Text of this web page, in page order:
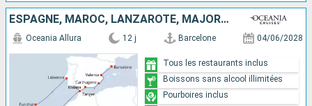
ESPAGNE, MAROC, LANZAROTE, MAJORQUE, TENERIFE, PORTUGAL
Oceania Allura 12 j Barcelone 04/06/2028
Tous les restaurants inclus
Boissons sans alcool illimitées
Pourboires inclus